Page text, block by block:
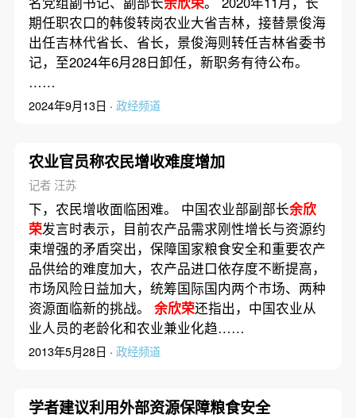
期任职农口的韩俊转岗农业大省吉林，接替景俊海
出任吉林代省长、省长，景俊海则转任吉林省委书
记，至2024年6月28日卸任，新职务有待公布。
……
2024年9月13日 · 政经频道
农业官员称农民增收难度增加
记者 汪苏
下，农民增收面临困难。 中国农业部副部长余欣
荣发言时表示，目前农产品需求刚性增长与资源约
束增强的矛盾突出，保障国家粮食安全和重要农产
品供给的难度加大，农产品进口依存度不断提高，
市场风险日益加大，统筹国际国内两个市场、两种
资源面临新的挑战。 余欣荣还指出，中国农业从
业人员的老龄化和农业兼业化趋……
2013年5月28日 · 政经频道
学者建议利用外部资源保障粮食安全